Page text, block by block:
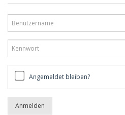
bleiben?Angemeldet bleiben?